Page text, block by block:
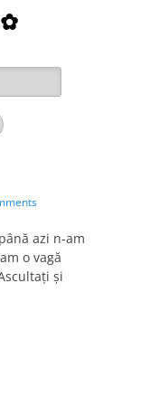
✿
azi n-am
o vagă
şi